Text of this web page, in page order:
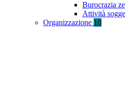
Burocrazia
Attività
Organizzazione 10